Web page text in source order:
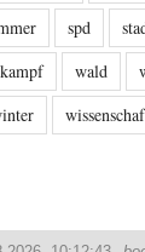
spd
wald